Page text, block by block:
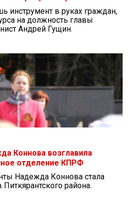
инструмент в руках граждан,
на должность главы
Андрей Гущин.
Коннова возглавила
отделение КПРФ
Надежда Коннова стала
района.